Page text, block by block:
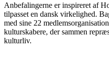
Anbefalingerne er inspireret af
tilpasset en dansk virkelighed.
med sine 22
kulturskabere, der sammen
kulturliv.